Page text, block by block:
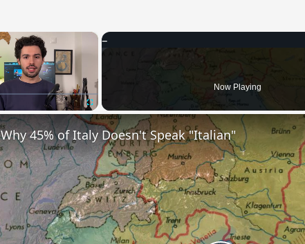
×
Fullscreen
Now Playing
Why 45% of Italy Doesn't Speak "Italian"